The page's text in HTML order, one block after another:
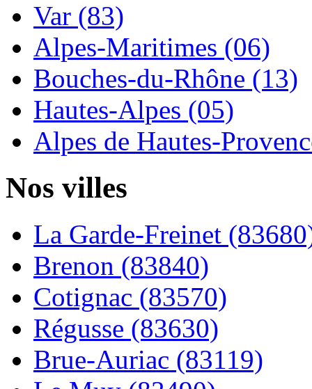
Var (83)
Alpes-Maritimes (06)
Bouches-du-Rhône (13)
Hautes-Alpes (05)
Alpes de Hautes-
Nos villes
La Garde-Freinet
Brenon (83840)
Cotignac (83570)
Régusse (83630)
Brue-Auriac (83119)